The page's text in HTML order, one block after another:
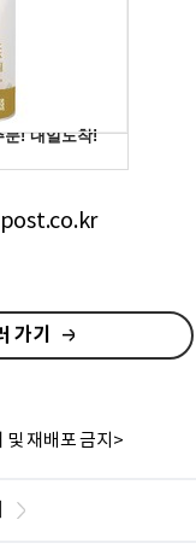
가기
재배포 금지>